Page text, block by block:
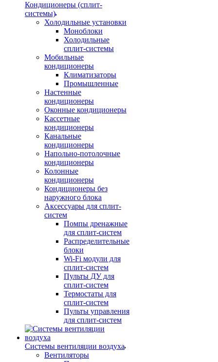
Кондиционеры (сплит-
системы)
Холодильные установки
Моноблоки
Холодильные
сплит-системы
Мобильные
кондиционеры
Климатизаторы
Промышленные
Настенные
кондиционеры
Оконные кондиционеры
Кассетные
кондиционеры
Канальные
кондиционеры
Напольно-потолочные
кондиционеры
Колонные
кондиционеры
Кондиционеры без
наружного блока
Аксессуары для сплит-
систем
Помпы дренажные
для сплит-систем
Распределительные
блоки
Wi-Fi модули для
сплит-систем
Пульты ДУ для
сплит-систем
Термостаты для
сплит-систем
Пульты управления
для сплит-систем
Системы вентиляции воздуха
Вентиляторы